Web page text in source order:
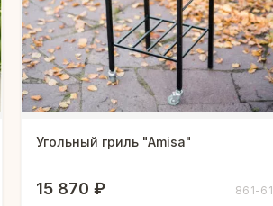
Угольный гриль "Amisa"
15 870 ₽ 861-61